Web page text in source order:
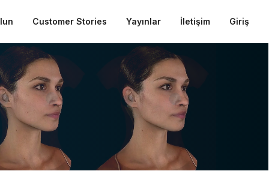
Customer Stories Yayınlar İletişim Giriş